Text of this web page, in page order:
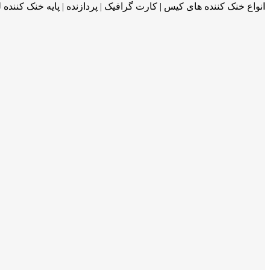
انواع خنک کننده های کیس | کارت گرافیک | پردازنده | پایه خنک